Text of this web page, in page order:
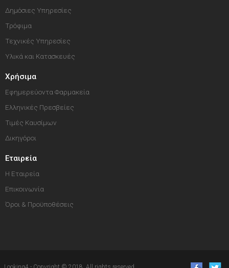
Δημόσιες Υπηρεσίες
Τρόφιμα
Τεχνικές Υπηρεσίες
Υλικά και Κατασκευές
Χρήσιμα
Εφημερεύοντα Φαρμακεία
Ελληνικές Πρεσβείες
Τιμές Καυσίμων
Δικηγόροι
Εταιρεία
Η Εταιρεία
Επικοινωνία
Όροι & Προϋποθέσεις